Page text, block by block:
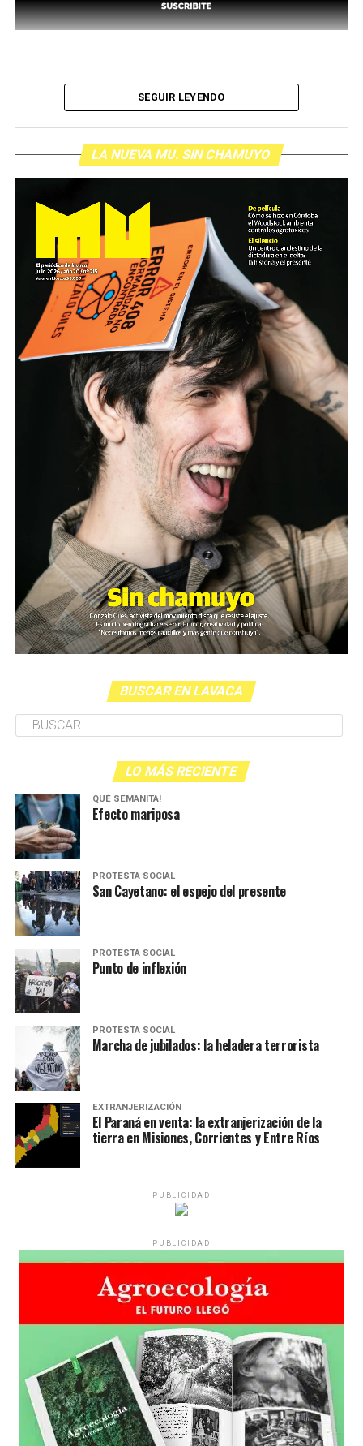
SEGUIR LEYENDO
LA NUEVA MU. SIN CHAMUYO
BUSCAR EN LAVACA
LO MÁS RECIENTE
QUÉ SEMANITA!
Efecto mariposa
PROTESTA SOCIAL
San Cayetano: el espejo del presente
PROTESTA SOCIAL
Punto de inflexión
PROTESTA SOCIAL
Marcha de jubilados: la heladera terrorista
EXTRANJERIZACIÓN
El Paraná en venta: la extranjerización de la
tierra en Misiones, Corrientes y Entre Ríos
PUBLICIDAD
PUBLICIDAD